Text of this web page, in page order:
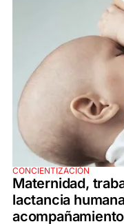
CONCIENTIZACIÓN
Maternidad,
lactancia